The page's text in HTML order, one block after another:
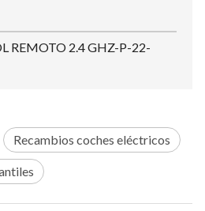
REMOTO 2.4 GHZ-P-22-
Recambios coches eléctricos